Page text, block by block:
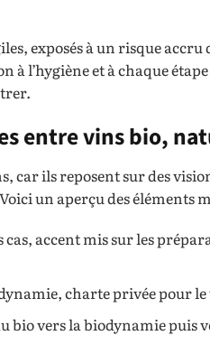
exposés à un risque
l’hygiène et à chaque
entre vins bio,
car ils reposent sur des
un aperçu des éléments
accent mis sur les
charte privée pour
vers la biodynamie puis